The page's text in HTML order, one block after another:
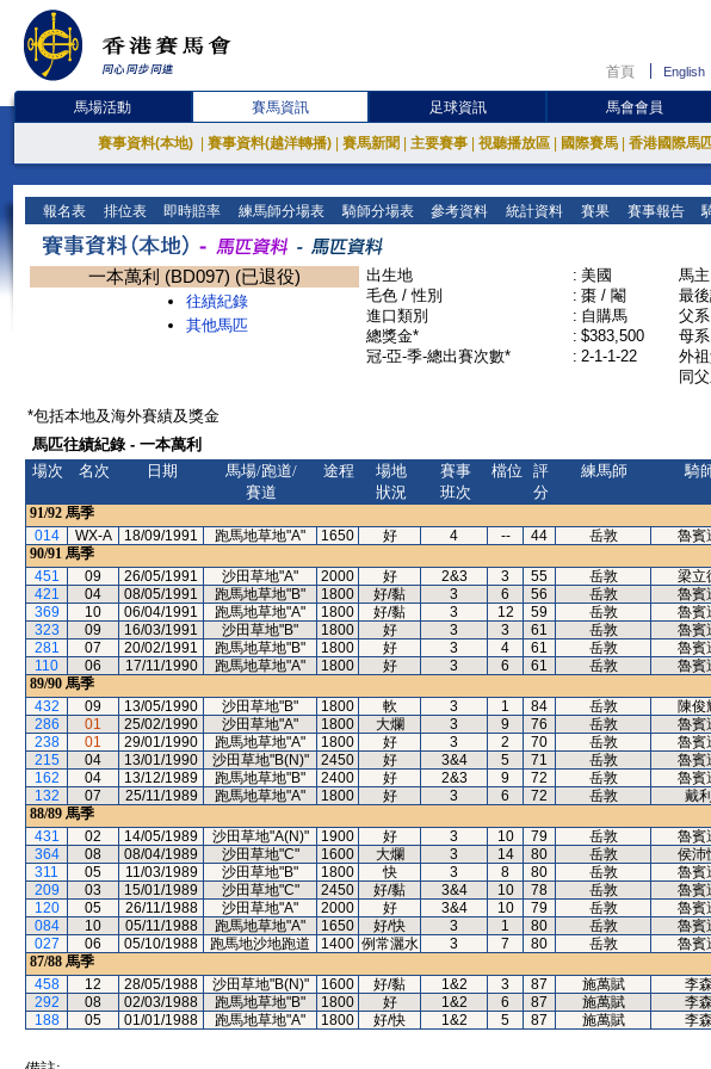
首頁 English
馬場活動 賽馬資訊 足球資訊 馬會會員
賽事資料(本地) 賽事資料(越洋轉播) 賽馬新聞 主要賽事 視聽播放區 國際賽馬 香港國際馬
報名表 排位表 即時賠率 練馬師分場表 騎師分場表 參考資料 統計資料 賽果 賽事報告
一本萬利 (BD097) (已退役)
往績紀錄
其他馬匹
出生地 : 美國
毛色 / 性別
: 棗 / 閹
進口類別
: 自購馬
總獎金*
: $383,500
冠-亞-季-總出賽次數*
: 2-1-1-22
馬主
最
父系
母系
外
同
*包括本地及海外賽績及獎金
馬匹往績紀錄 - 一本萬利
場次
名次 日期
馬場/跑道/
賽道
途程
場地
狀況
賽事
班次
檔位
評
分
練馬師 騎
91/92 馬季
014
WX-A 18/09/1991 跑馬地草地"A" 1650 好 4 -- 44 岳敦 魯賓
90/91 馬季
451
09 26/05/1991 沙田草地"A" 2000 好 2&3 3 55 岳敦 梁立
421
04 08/05/1991 跑馬地草地"B" 1800 好/黏 3 6 56 岳敦 魯賓
369
10 06/04/1991 跑馬地草地"A" 1800 好/黏 3 12 59 岳敦 魯賓
323
09 16/03/1991 沙田草地"B" 1800 好 3 3 61 岳敦 魯賓
281
07 20/02/1991 跑馬地草地"B" 1800 好 3 4 61 岳敦 魯賓
110
06 17/11/1990 跑馬地草地"A" 1800 好 3 6 61 岳敦 魯賓
89/90 馬季
432
09 13/05/1990 沙田草地"B" 1800 軟 3 1 84 岳敦 陳俊
286
01 25/02/1990 沙田草地"A" 1800 大爛 3 9 76 岳敦 魯賓
238
01 29/01/1990 跑馬地草地"A" 1800 好 3 2 70 岳敦 魯賓
215
04 13/01/1990 沙田草地"B(N)" 2450 好 3&4 5 71 岳敦 魯賓
162
04 13/12/1989 跑馬地草地"B" 2400 好 2&3 9 72 岳敦 魯賓
132
07 25/11/1989 跑馬地草地"A" 1800 好 3 6 72 岳敦 戴利
88/89 馬季
431
02 14/05/1989 沙田草地"A(N)" 1900 好 3 10 79 岳敦 魯賓
364
08 08/04/1989 沙田草地"C" 1600 大爛 3 14 80 岳敦 侯沛
311
05 11/03/1989 沙田草地"B" 1800 快 3 8 80 岳敦 魯賓
209
03 15/01/1989 沙田草地"C" 2450 好/黏 3&4 10 78 岳敦 魯賓
120
05 26/11/1988 沙田草地"A" 2000 好 3&4 10 79 岳敦 魯賓
084
10 05/11/1988 跑馬地草地"A" 1650 好/快 3 1 80 岳敦 魯賓
027
06 05/10/1988 跑馬地沙地跑道 1400 例常灑水 3 7 80 岳敦 魯賓
87/88 馬季
458
12 28/05/1988 沙田草地"B(N)" 1600 好/黏 1&2 3 87 施萬賦 李
292
08 02/03/1988 跑馬地草地"B" 1800 好 1&2 6 87 施萬賦 李森
188
05 01/01/1988 跑馬地草地"A" 1800 好/快 1&2 5 87 施萬賦 李